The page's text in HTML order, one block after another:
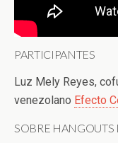
PARTICIPANTES
Luz Mely Reyes,
venezolano Efecto
SOBRE